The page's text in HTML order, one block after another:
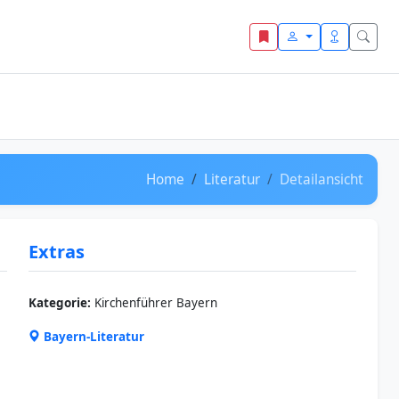
Home Literatur Detailansicht
Extras
Kategorie: Kirchenführer Bayern
Bayern-Literatur